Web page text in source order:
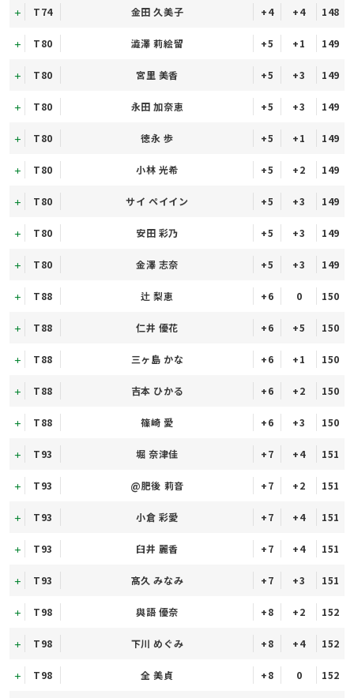
T74 金田 久美子 +4 +4 148
T80 澁澤 莉絵留 +5 +1 149
T80 宮里 美香 +5 +3 149
T80 永田 加奈恵 +5 +3 149
T80 徳永 歩 +5 +1 149
T80 小林 光希 +5 +2 149
T80 サイ ペイイン +5 +3 149
T80 安田 彩乃 +5 +3 149
T80 金澤 志奈 +5 +3 149
T88 辻 梨恵 +6 0 150
T88 仁井 優花 +6 +5 150
T88 三ヶ島 かな +6 +1 150
T88 吉本 ひかる +6 +2 150
T88 篠崎 愛 +6 +3 150
T93 堀 奈津佳 +7 +4 151
T93 @肥後 莉音 +7 +2 151
T93 小倉 彩愛 +7 +4 151
T93 臼井 麗香 +7 +4 151
T93 髙久 みなみ +7 +3 151
T98 與語 優奈 +8 +2 152
T98 下川 めぐみ +8 +4 152
T98 全 美貞 +8 0 152